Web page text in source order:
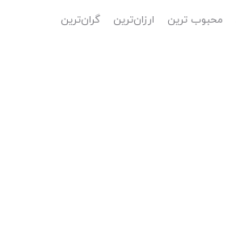
محبوب ترین ارزان‌ترین گران‌ترین